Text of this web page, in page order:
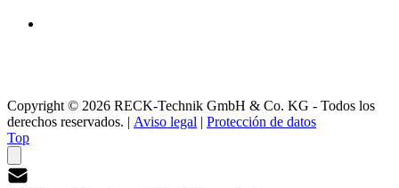
Copyright © 2026 RECK-Technik GmbH & Co. KG - Todos los
derechos reservados. | Aviso legal | Protección de datos
Top